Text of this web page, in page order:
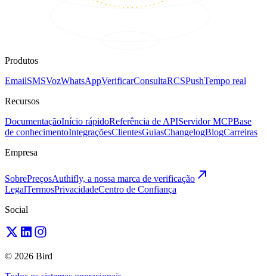
Produtos
EmailSMSVozWhatsAppVerificarConsultaRCSPushTempo real
Recursos
DocumentaçãoInício rápidoReferência de APIServidor MCPBase
de conhecimentoIntegraçõesClientesGuiasChangelogBlogCarreiras
Empresa
SobrePreçosAuthifly, a nossa marca de verificação
LegalTermosPrivacidadeCentro de Confiança
Social
© 2026 Bird